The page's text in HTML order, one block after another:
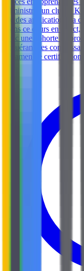
administrer un cluster
vie des applications, la
Dans ce cours en
avec une cohorte de
acquérant des
l'examen de